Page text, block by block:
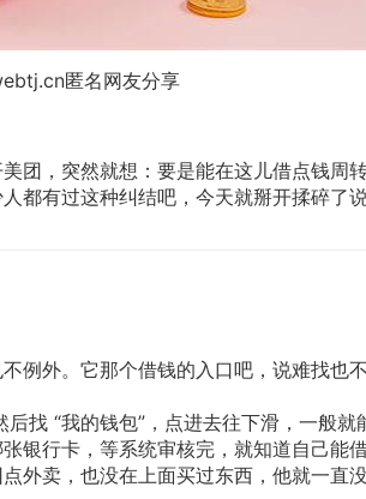
匿名网友分享
团，突然就想：要是能在这儿借点钱周
都有过这种纠结吧，今天就掰开揉碎了
例外。它那个借钱的入口吧，说难找也
找 “我的钱包”，点进去往下滑，一般就
银行卡，等系统审核完，就知道自己能借
外卖，也没在上面买过东西，他就一直